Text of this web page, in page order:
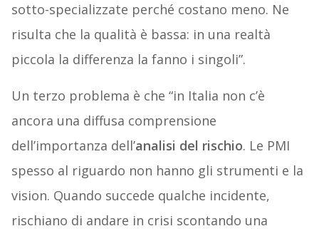
sotto-specializzate perché costano meno. Ne
risulta che la qualità è bassa: in una realtà
piccola la differenza la fanno i singoli”.
Un terzo problema è che “in Italia non c’è
ancora una diffusa comprensione
dell’importanza dell’analisi del rischio. Le PMI
spesso al riguardo non hanno gli strumenti e la
vision. Quando succede qualche incidente,
rischiano di andare in crisi scontando una